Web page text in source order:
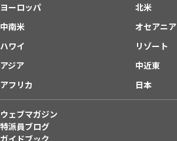
ヨーロッパ
北米
中南米
オセアニア
ハワイ
リゾート
アジア
中近東
アフリカ
日本
ウェブマガジン
特派員ブログ
ガイドブック